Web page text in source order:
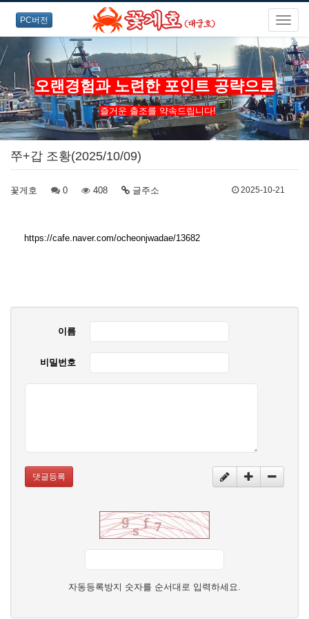
PC버전
오랜경험과 노련한 포인트 공략으로
즐거운 출조를 약속드립니다!
쭈+갑 조황(2025/10/09)
꽃게호 0 408 글주소 2025-10-21
https://cafe.naver.com/ocheonjwadae/13682
이름
비밀번호
댓글등록
자동등록방지 숫자를 순서대로 입력하세요.